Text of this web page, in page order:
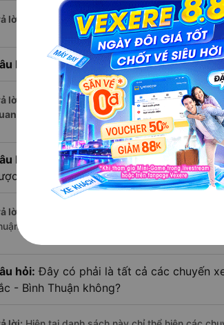
lời: Chuyến limousine sớm nhất khởi hành lúc
hỏi: Xe limousine nào khởi hành từ
lời: Nếu bạn muốn đi chuyến muộn, lựa chọn
Dũng
vận hành.
hỏi:
Xe limousine nào từ Hàm Thuận
khách hàng đánh giá tốt nhất?
lời:
Tạm thời chưa đủ review để đánh giá có
nào ở tuyến đường này có chất lượng xuất
hỏi: Đây có phải là tất cả các chuyến
- Bình Thuận không?